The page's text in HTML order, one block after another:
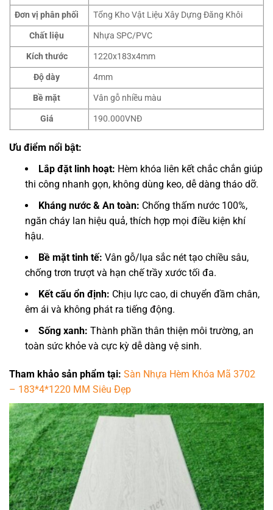
Đơn vị phân phối
Tổng Kho Vật Liệu Xây Dựng Đăng Khôi
Chất liệu
Nhựa SPC/PVC
Kích thước
1220x183x4mm
Độ dày
4mm
Bề mặt
Vân gỗ nhiều màu
Giá
190.000VNĐ
Ưu điểm nổi bật:
Lắp đặt linh hoạt: Hèm khóa liên kết chắc chắn giúp
thi công nhanh gọn, không dùng keo, dễ dàng tháo dỡ.
Kháng nước & An toàn: Chống thấm nước 100%,
ngăn cháy lan hiệu quả, thích hợp mọi điều kiện khí
hậu.
Bề mặt tinh tế: Vân gỗ/lụa sắc nét tạo chiều sâu,
chống trơn trượt và hạn chế trầy xước tối đa.
Kết cấu ổn định: Chịu lực cao, di chuyển đầm chân,
êm ái và không phát ra tiếng động.
Sống xanh: Thành phần thân thiện môi trường, an
toàn sức khỏe và cực kỳ dễ dàng vệ sinh.
Tham khảo sản phẩm tại: Sàn Nhựa Hèm Khóa Mã 3702
– 183*4*1220 MM Siêu Đẹp